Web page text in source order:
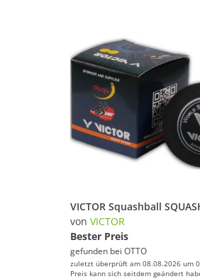
von VICTOR
Bester Preis
gefunden bei OTTO
zuletzt überprüft am 08.08.2026 um
Preis kann sich seitdem geändert